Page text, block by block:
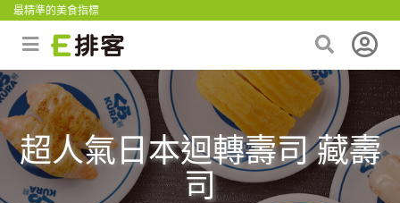
最精準的美食指標
超人氣日本迴轉壽司 藏壽
司